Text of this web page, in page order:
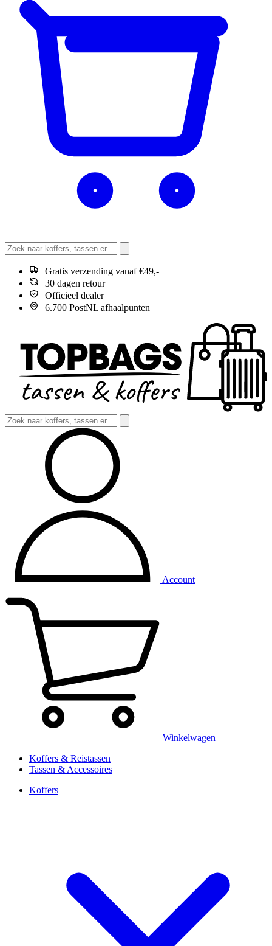
Gratis verzending vanaf €49,-
30 dagen retour
Officieel dealer
6.700 PostNL afhaalpunten
Account
Winkelwagen
Koffers & Reistassen
Tassen & Accessoires
Koffers